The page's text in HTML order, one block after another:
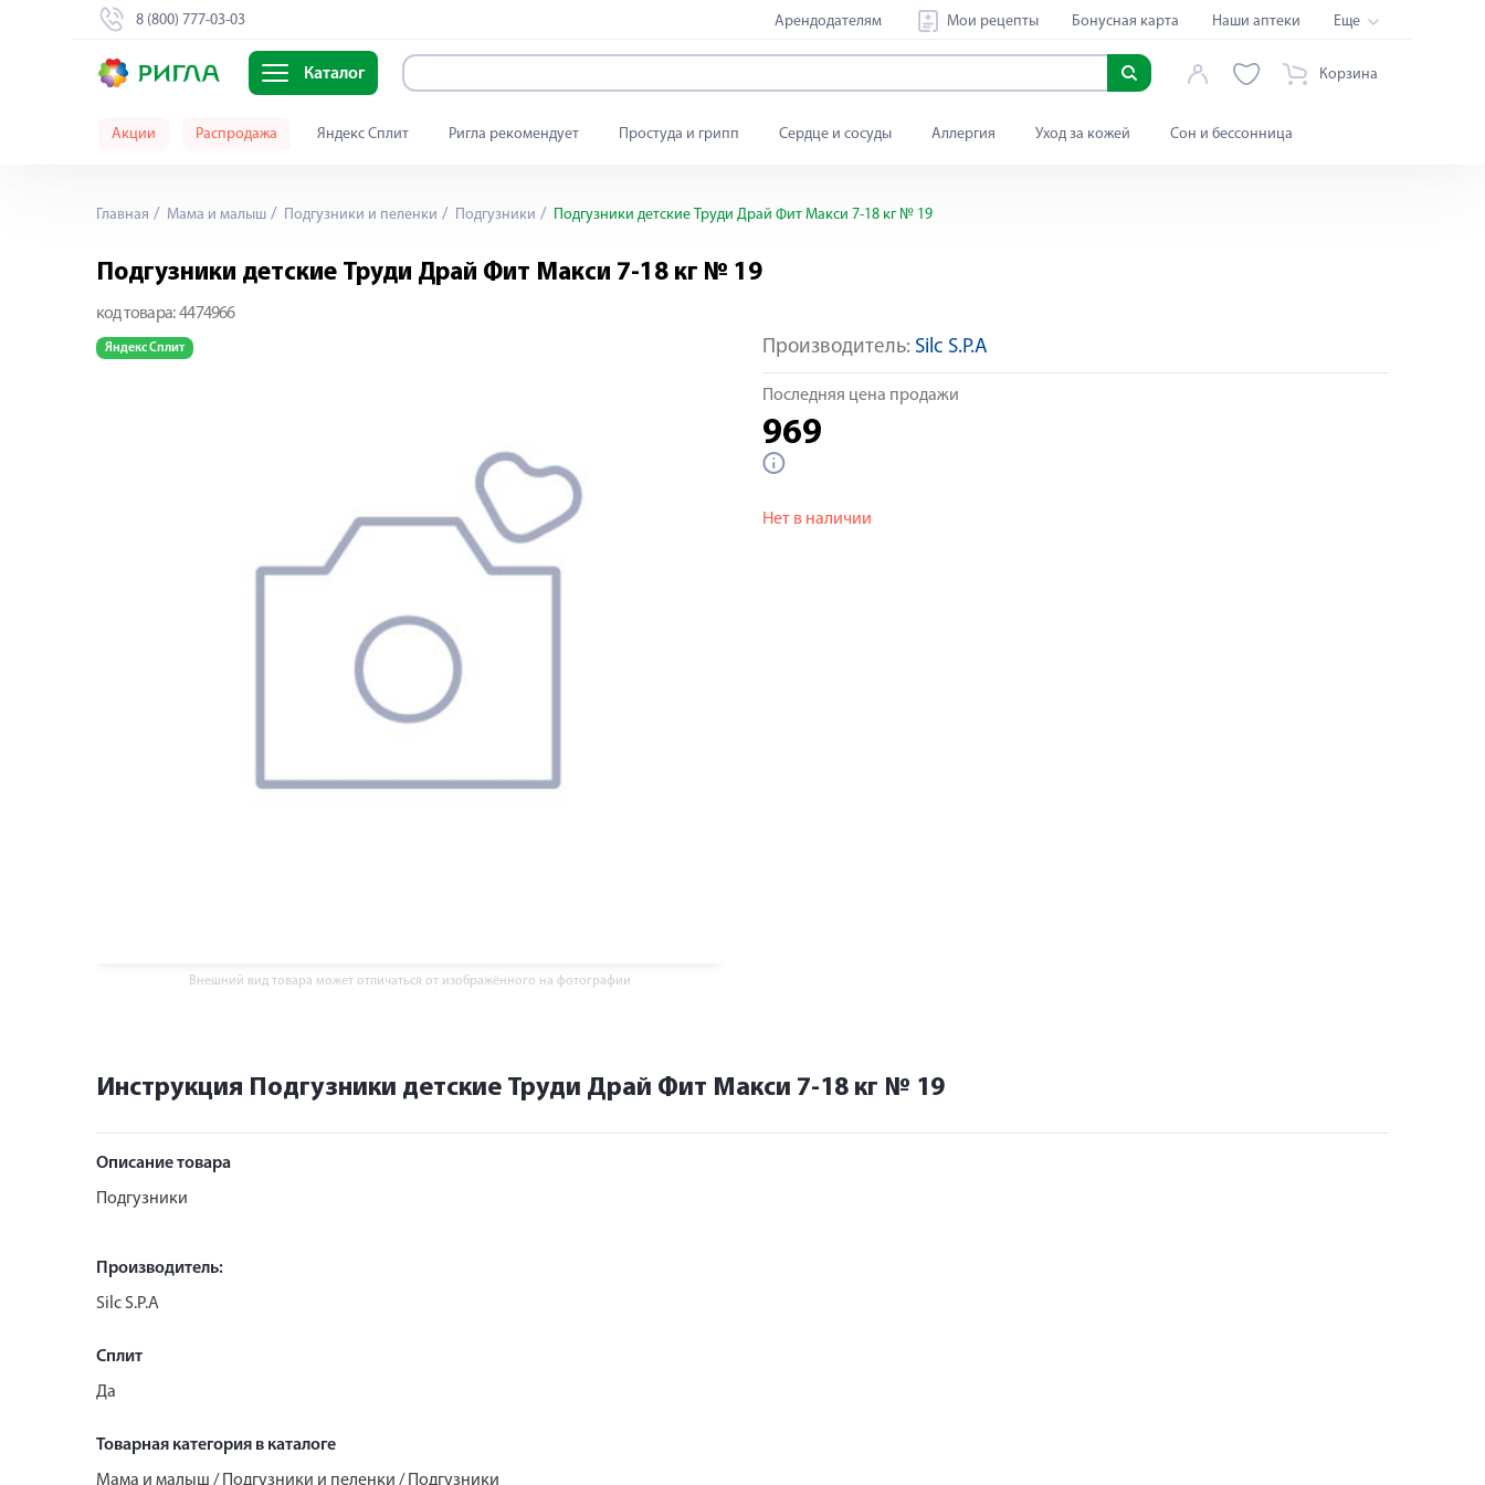
8 (800) 777-03-03 Арендодателям Мои рецепты Бонусная карта Наши аптеки Еще
Каталог Корзина
Акции Распродажа Яндекс Сплит Ригла рекомендует Простуда и грипп Сердце и сосуды Аллергия Уход за кожей Сон и бессонница
Главная Мама и малыш Подгузники и пеленки Подгузники Подгузники детские Труди Драй Фит Макси 7-18 кг № 19
Подгузники детские Труди Драй Фит Макси 7-18 кг № 19
код товара: 4474966
Яндекс Сплит
Внешний вид товара может отличаться от изображённого на фотографии
Производитель: Silc S.P.A
Последняя цена продажи
969
Нет в наличии
Инструкция Подгузники детские Труди Драй Фит Макси 7-18 кг № 19
Описание товара
Подгузники
Производитель:
Silc S.P.A
Сплит
Да
Товарная категория в каталоге
Мама и малыш / Подгузники и пеленки / Подгузники